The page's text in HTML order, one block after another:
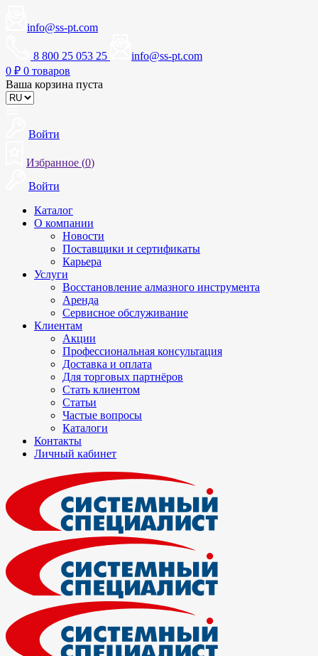
info@ss-pt.com
8 800 25 053 25
info@ss-pt.com
0 ₽ 0 товаров
Ваша корзина пуста
Войти
Избранное (0)
Войти
Каталог
О компании
Новости
Поставщики и сертификаты
Карьера
Услуги
Восстановление алмазного инструмента
Аренда
Сервисное обслуживание
Клиентам
Акции
Профессиональная консультация
Доставка и оплата
Для торговых партнёров
Стать клиентом
Статьи
Частые вопросы
Каталоги
Контакты
Личный кабинет